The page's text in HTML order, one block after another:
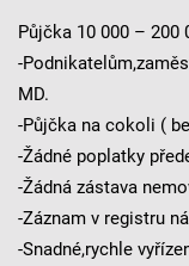
Půjčka 10 000 – 200
-
MD.
-Půjčka na cokoli (
-Žádné poplatky
-Žádná zástava
-Záznam v registru
-Snadné,rychle